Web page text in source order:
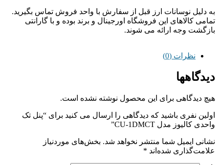
به دلیل نوسانات ارز قبل از سفارش با واحد فروش تماس بگیرید.
تمامی کالاهای این فروشگاه اورجینال و برند بوده و با گارانتی
بازگشت وجه ارائه می شوند.
نظرات (0)
دیدگاهها
هیچ دیدگاهی برای این محصول نوشته نشده است.
اولین نفری باشید که دیدگاهی را ارسال می کنید برای “پنل تک
واحدی کالیوز مدل CU-1DMCT”
نشانی ایمیل شما منتشر نخواهد شد. بخش‌های موردنیاز
علامت‌گذاری شده‌اند *